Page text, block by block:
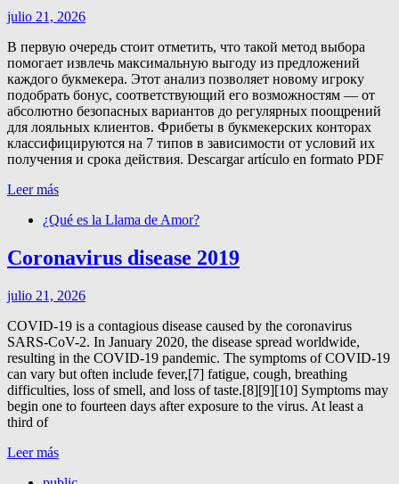
julio 21, 2026
В первую очередь стоит отметить, что такой метод выбора
помогает извлечь максимальную выгоду из предложений
каждого букмекера. Этот анализ позволяет новому игроку
подобрать бонус, соответствующий его возможностям — от
абсолютно безопасных вариантов до регулярных поощрений
для лояльных клиентов. Фрибеты в букмекерских конторах
классифицируются на 7 типов в зависимости от условий их
получения и срока действия. Descargar artículo en formato PDF
Leer más
¿Qué es la Llama de Amor?
Coronavirus disease 2019
julio 21, 2026
COVID-19 is a contagious disease caused by the coronavirus
SARS-CoV-2. In January 2020, the disease spread worldwide,
resulting in the COVID-19 pandemic. The symptoms of COVID‑19
can vary but often include fever,[7] fatigue, cough, breathing
difficulties, loss of smell, and loss of taste.[8][9][10] Symptoms may
begin one to fourteen days after exposure to the virus. At least a
third of
Leer más